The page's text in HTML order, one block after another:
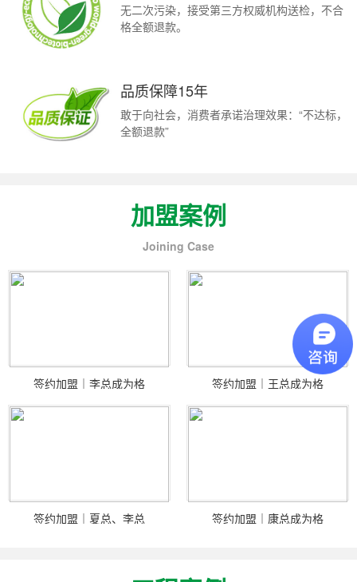
无二次污染，接受第三方权威机构送检，不合
格全额退款。
品质保障15年
敢于向社会，消费者承诺治理效果：“不达标，
全额退款”
加盟案例
Joining Case
签约加盟｜李总成为格 签约加盟｜王总成为格
签约加盟｜夏总、李总 签约加盟｜康总成为格